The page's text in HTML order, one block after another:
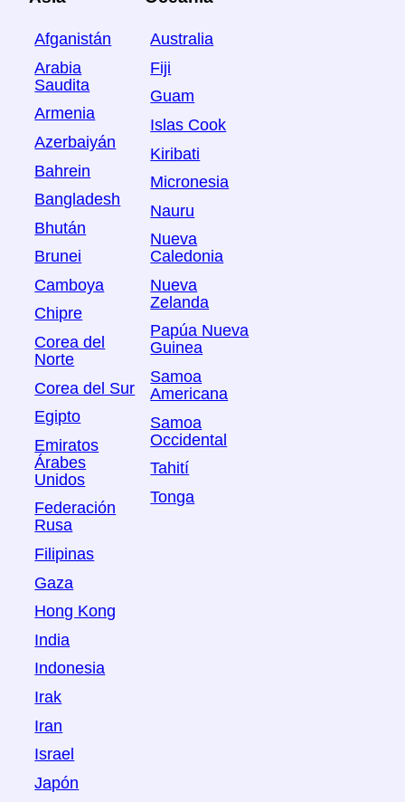
Afganistán
Arabia
Saudita
Armenia
Azerbaiyán
Bahrein
Bangladesh
Bhután
Brunei
Camboya
Chipre
Corea del
Norte
Corea del Sur
Egipto
Emiratos
Árabes
Unidos
Federación
Rusa
Filipinas
Gaza
Hong Kong
India
Indonesia
Irak
Iran
Israel
Japón
Australia
Fiji
Guam
Islas Cook
Kiribati
Micronesia
Nauru
Nueva
Caledonia
Nueva
Zelanda
Papúa Nueva
Guinea
Samoa
Americana
Samoa
Occidental
Tahití
Tonga